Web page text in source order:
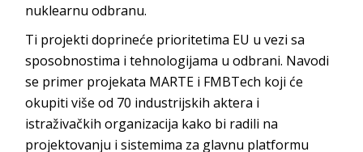
nuklearnu odbranu.
Ti projekti doprineće prioritetima EU u vezi sa
sposobnostima i tehnologijama u odbrani. Navodi
se primer projekata MARTE i FMBTech koji će
okupiti više od 70 industrijskih aktera i
istraživačkih organizacija kako bi radili na
projektovanju i sistemima za glavnu platformu